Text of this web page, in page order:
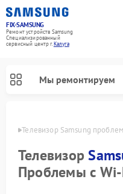
FIX-SAMSUNG
Ремонт устройств Samsung
Специализированный
cервисный центр г.Калуга
Мы ремонтируем
Телевизор Samsung
Телевизор
Проблемы с